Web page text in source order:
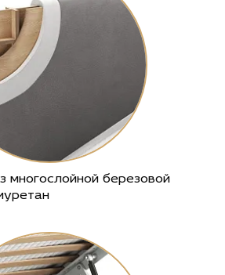
многослойной березовой